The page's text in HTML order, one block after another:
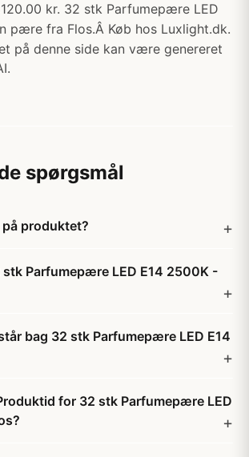
kr. 32 stk Parfumepære LED
pære fra Flos.Â Køb hos Luxlight.dk.
på denne side kan være genereret
spørgsmål
produktet?
Parfumepære LED E14 2500K -
bag 32 stk Parfumepære LED E14
for 32 stk Parfumepære LED